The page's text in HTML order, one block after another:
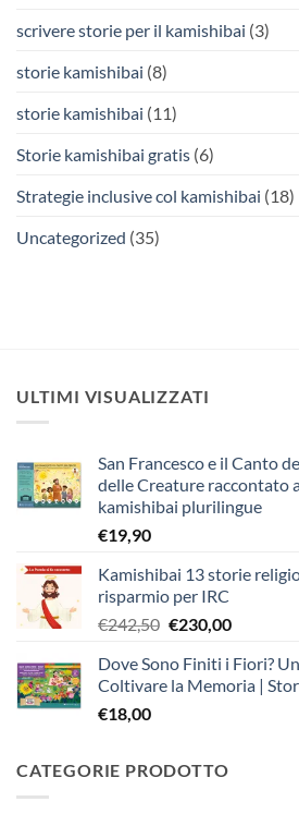
scrivere storie per il kamishibai (3)
storie kamishibai (8)
storie kamishibai (11)
Storie kamishibai gratis (6)
Strategie inclusive col kamishibai (18)
Uncategorized (35)
ULTIMI VISUALIZZATI
San Francesco e il Canto
delle Creature raccontato
kamishibai plurilingue
€19,90
Kamishibai 13 storie
risparmio per IRC
€242,50 Il
originale
era:
€230,00Il
attuale
è:
Dove Sono Finiti i Fiori?
Coltivare la Memoria |
€18,00
CATEGORIE PRODOTTO